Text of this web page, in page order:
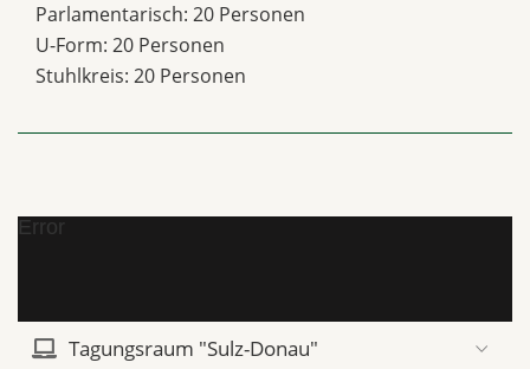
Parlamentarisch: 20 Personen
U-Form: 20 Personen
Stuhlkreis: 20 Personen
Error
Tagungsraum "Sulz-Donau"